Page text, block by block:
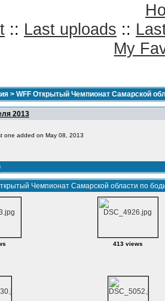
:: Last uploads ::
My
> WFF Открытый Чемпионат Самарской
2013
one added on May 08, 2013
Чемпионат Самарской области по
413 views